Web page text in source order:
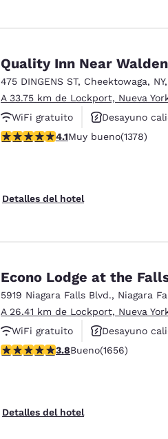
Quality Inn Near
475 DINGENS ST, Cheektowaga, NY,
A 33.75 km de Lockport, Nueva
WiFi gratuito
Desayuno
Se aceptan mascotas
calificación de 4.12 estrellas. Muy
4.1Muy bueno(1378)
Detalles del hotel
Econo Lodge at the
5919 Niagara Falls Blvd., Niagara
A 26.41 km de Lockport, Nueva
WiFi gratuito
Desayuno
Piscina al aire libre
calificación de 3.77 estrellas.
3.8Bueno(1656)
Detalles del hotel